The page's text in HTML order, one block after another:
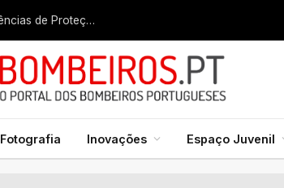
Liga dos Bombeiros quer fazer nascer licenciatura em Ciências de Proteção Civil e Bombeiros
Fotografia Inovações Espaço Juvenil